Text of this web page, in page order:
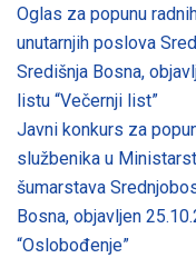
Oglas za popunu
unutarnjih poslova
Središnja Bosna,
listu “Večernji list”
Javni konkurs za
službenika u
šumarstava
Bosna, objavljen
“Oslobođenje”